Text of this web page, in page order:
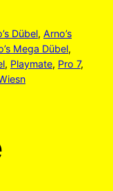
Dübel, Arno’s
Mega Dübel
, Playmate, Pro 7